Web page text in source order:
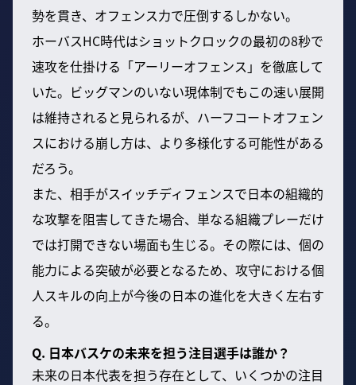
勢を貫き、オフェンス力で圧倒するしかない。
ホーバスHC時代はショットクロックの最初の8秒で
速攻を仕掛ける「アーリーオフェンス」を徹底して
いた。ビッグマンのいない現体制でもこの速い展開
は維持されると見られるが、ハーフコートオフェン
スにおける崩し方は、より多様化する可能性がある
だろう。
また、相手がスイッチディフェンスで日本の組織的
な攻撃を阻害してきた場合、単なる組織プレーだけ
では打開できない場面も生じる。その際には、個の
能力による突破が必要となるため、攻守における個
人スキルの向上が今後の日本の進化を大きく左右す
る。
Q. 日本バスケの未来を担う注目選手は誰か？
未来の日本代表を担う存在として、いくつかの注目